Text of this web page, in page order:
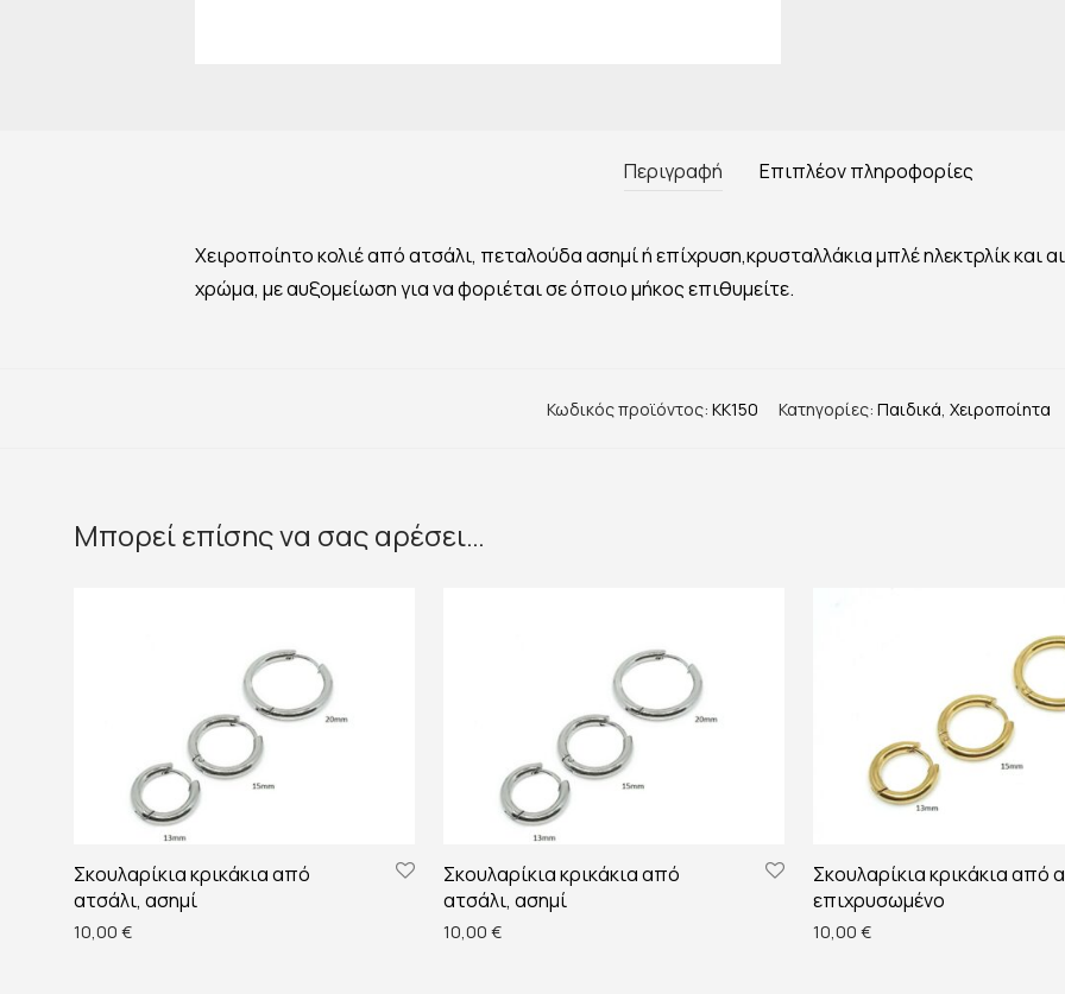
Περιγραφή Επιπλέον πληροφορίες
Χειροποίητο κολιέ από ατσάλι, πεταλούδα ασημί ή επίχρυση,κρυσταλλάκια μπλέ ηλεκτρλίκ και
χρώμα, με αυξομείωση για να φοριέται σε όποιο μήκος επιθυμείτε.
Κωδικός προϊόντος: KK150 Κατηγορίες: Παιδικά, Χειροποίητα
Μπορεί επίσης να σας αρέσει…
Σκουλαρίκια κρικάκια από
ατσάλι, ασημί
10,00 €
Σκουλαρίκια κρικάκια από
ατσάλι, ασημί
10,00 €
Σκουλαρίκια κρικάκια από
επιχρυσωμένο
10,00 €